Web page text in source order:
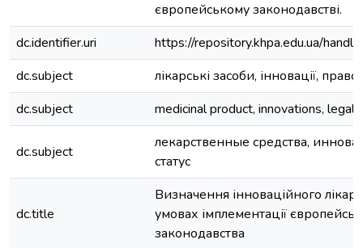
європейському законодавстві.
dc.identifier.uri
https://repository.khpa.edu.ua/
dc.subject
лікарські засоби, інновації,
dc.subject
medicinal product, innovations, legal
dc.subject
лекарственные средства,
статус
dc.title
Визначення інноваційного
умовах імплементації
законодавства